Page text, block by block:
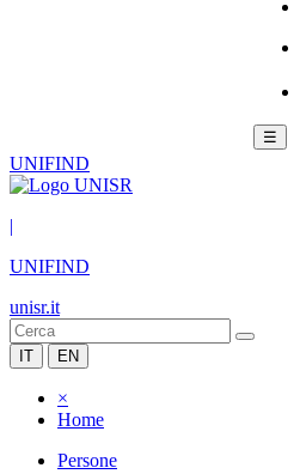
☰
UNIFIND
|
UNIFIND
unisr.it
IT EN
×
Home
Persone